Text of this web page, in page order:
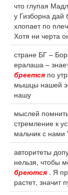
что глупая
у Гизборна дай
хлопает по
Хотя ни черта
стране БГ –
ералаша –
бреется по
мышцы нашей
нашу
мыслей
стремление к
мальчик с нами
авторитеты
нельзя, чтобы
бреются . Я
растет, значит